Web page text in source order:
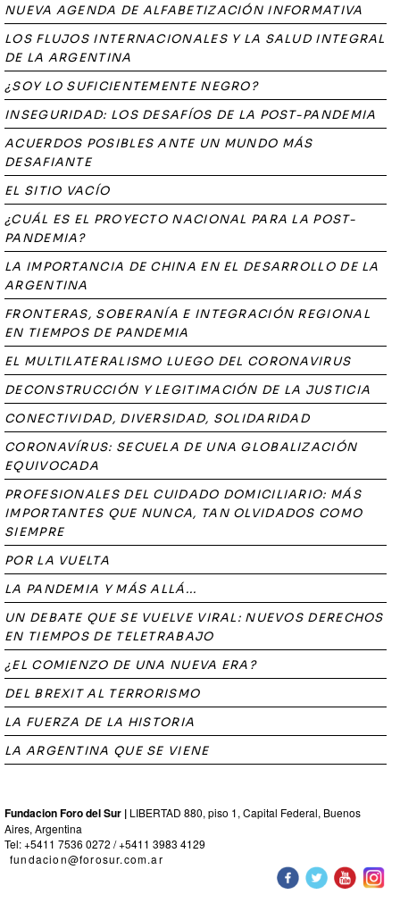
NUEVA AGENDA DE ALFABETIZACIÓN INFORMATIVA
LOS FLUJOS INTERNACIONALES Y LA SALUD INTEGRAL
DE LA ARGENTINA
¿SOY LO SUFICIENTEMENTE NEGRO?
INSEGURIDAD: LOS DESAFÍOS DE LA POST-PANDEMIA
ACUERDOS POSIBLES ANTE UN MUNDO MÁS
DESAFIANTE
EL SITIO VACÍO
¿CUÁL ES EL PROYECTO NACIONAL PARA LA POST-
PANDEMIA?
LA IMPORTANCIA DE CHINA EN EL DESARROLLO DE LA
ARGENTINA
FRONTERAS, SOBERANÍA E INTEGRACIÓN REGIONAL
EN TIEMPOS DE PANDEMIA
EL MULTILATERALISMO LUEGO DEL CORONAVIRUS
DECONSTRUCCIÓN Y LEGITIMACIÓN DE LA JUSTICIA
CONECTIVIDAD, DIVERSIDAD, SOLIDARIDAD
CORONAVÍRUS: SECUELA DE UNA GLOBALIZACIÓN
EQUIVOCADA
PROFESIONALES DEL CUIDADO DOMICILIARIO: MÁS
IMPORTANTES QUE NUNCA, TAN OLVIDADOS COMO
SIEMPRE
POR LA VUELTA
LA PANDEMIA Y MÁS ALLÁ...
UN DEBATE QUE SE VUELVE VIRAL: NUEVOS DERECHOS
EN TIEMPOS DE TELETRABAJO
¿EL COMIENZO DE UNA NUEVA ERA?
DEL BREXIT AL TERRORISMO
LA FUERZA DE LA HISTORIA
LA ARGENTINA QUE SE VIENE
Fundacion Foro del Sur | LIBERTAD 880, piso 1, Capital Federal, Buenos
Aires, Argentina
Tel: +5411 7536 0272 / +5411 3983 4129
fundacion@forosur.com.ar